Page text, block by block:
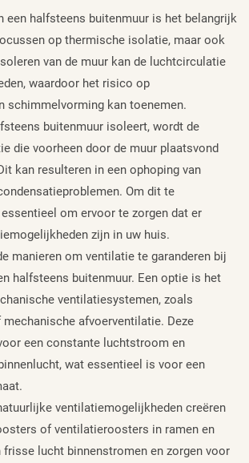
een halfsteens buitenmuur is het belangrijk
op thermische isolatie, maar ook
van de muur kan de luchtcirculatie
waardoor het risico op
schimmelvorming kan toenemen.
buitenmuur isoleert, wordt de
die voorheen door de muur plaatsvond
kan resulteren in een ophoping van
Om dit te
om ervoor te zorgen dat er
zijn in uw huis.
manieren om ventilatie te garanderen bij
halfsteens buitenmuur. Een optie is het
ventilatiesystemen, zoals
afvoerventilatie. Deze
een constante luchtstroom en
wat essentieel is voor een
ventilatiemogelijkheden creëren
of ventilatieroosters in ramen en
frisse lucht binnenstromen en zorgen voor